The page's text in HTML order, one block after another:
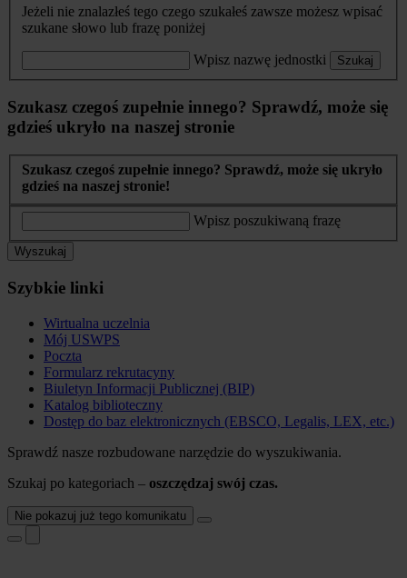
Jeżeli nie znalazłeś tego czego szukałeś zawsze możesz wpisać
szukane słowo lub frazę poniżej
Wpisz nazwę jednostki Szukaj
Szukasz czegoś zupełnie innego? Sprawdź, może się
gdzieś ukryło na naszej stronie
Szukasz czegoś zupełnie innego? Sprawdź, może się ukryło
gdzieś na naszej stronie!
Wpisz poszukiwaną frazę
Wyszukaj
Szybkie linki
Wirtualna uczelnia
Mój USWPS
Poczta
Formularz rekrutacyny
Biuletyn Informacji Publicznej (BIP)
Katalog biblioteczny
Dostęp do baz elektronicznych (EBSCO, Legalis, LEX, etc.)
Sprawdź nasze rozbudowane narzędzie do wyszukiwania.
Szukaj po kategoriach – oszczędzaj swój czas.
Nie pokazuj już tego komunikatu